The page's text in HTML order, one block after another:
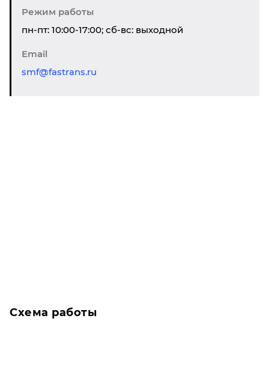
Режим работы
пн-пт: 10:00-17:00; сб-вс: выходной
Email
smf@fastrans.ru
Схема работы